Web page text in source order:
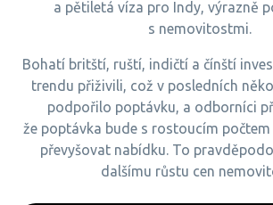
a pětiletá víza pro Indy, výrazně
s nemovitostmi.
Bohatí britští, ruští, indičtí a čínští
trendu přiživili, což v posledních
podpořilo poptávku, a odborníci
že poptávka bude s rostoucím
převyšovat nabídku. To
dalšímu růstu cen